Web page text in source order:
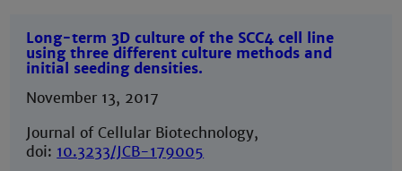
Long-term 3D culture of the SCC4 cell line
using three different culture methods and
initial seeding densities.
November 13, 2017
Journal of Cellular Biotechnology,
doi: 10.3233/JCB-179005